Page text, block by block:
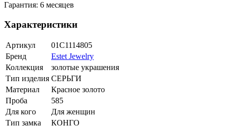
Гарантия: 6 месяцев
Характеристики
Артикул
01С1114805
Бренд
Estet Jewelry
Коллекция
золотые украшения
Тип изделия СЕРЬГИ
Материал
Красное золото
Проба
585
Для кого
Для женщин
Тип замка
КОНГО